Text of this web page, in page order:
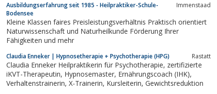
Ausbildungserfahrung seit 1985 - Heilpraktiker-Schule-
Bodensee
Immenstaad
Kleine Klassen faires Preisleistungsverhältnis Praktisch orientiert
Naturwissenschaft und Naturheilkunde Förderung Ihrer
Fähigkeiten und mehr
Claudia Enneker | Hypnosetherapie + Psychotherapie (HPG) Rastatt
Claudia Enneker Heilpraktikerin für Psychotherapie, zertifizierte
iKVT-Therapeutin, Hypnosemaster, Ernährungscoach (IHK),
Verhaltenstrainerin, X-Trainerin, Kursleiterin, Gewichtsreduktion